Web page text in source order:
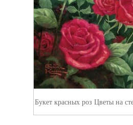
Букет красных роз Цветы на